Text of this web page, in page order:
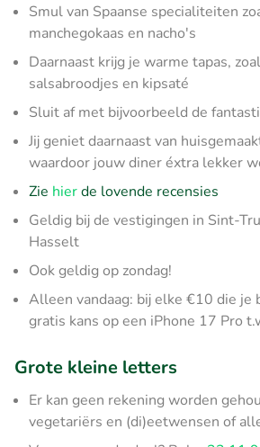
Smul van Spaanse specialiteiten
manchegokaas en nacho's
Daarnaast krijg je warme tapas,
salsabroodjes en kipsaté
Sluit af met bijvoorbeeld de
Jij geniet daarnaast van
waardoor jouw diner éxtra lekker
Zie hierde lovende recensies
Geldig bij de vestigingen in Sint-
Hasselt
Ook geldig op zondag!
Alleen vandaag: bij elke €10 die je
gratis kans op een iPhone 17 Pro
Grote kleine letters
Er kan geen rekening worden
vegetariërs en (di)eetwensen of